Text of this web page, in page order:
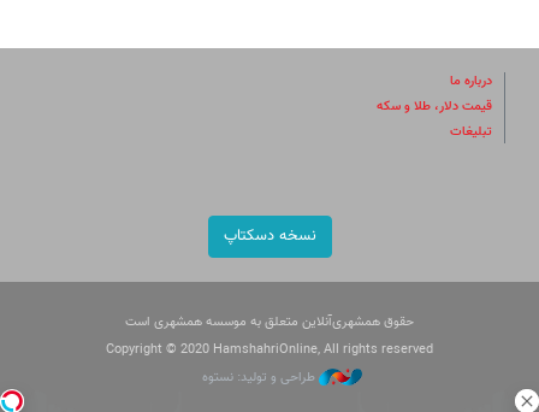
درباره ما
قیمت دلار، طلا و سکه
تبلیغات
نسخه دسکتاپ
حقوق همشهری‌آنلاین متعلق به موسسه همشهری است
Copyright © 2020 HamshahriOnline, All rights reserved
طراحی و تولید: نستوه